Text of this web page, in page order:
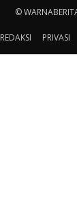
©
REDAKSI PRIVASI